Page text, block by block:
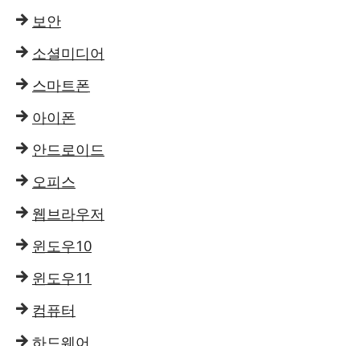
보안
소셜미디어
스마트폰
아이폰
안드로이드
오피스
웹브라우저
윈도우10
윈도우11
컴퓨터